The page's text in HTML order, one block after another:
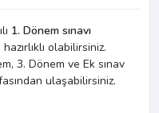
1. Dönem sınavı
olabilirsiniz.
3. Dönem ve Ek sınav
ulaşabilirsiniz.